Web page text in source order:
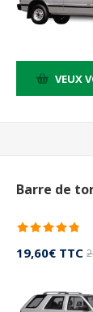
VEUX
Barre de
19,60€ TTC